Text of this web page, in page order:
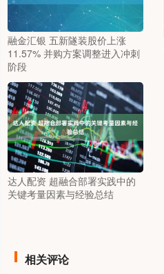
融金汇银 五新隧装股价上涨
11.57% 并购方案调整进入冲刺
阶段
达人配资 超融合部署实践中的
关键考量因素与经验总结
相关评论